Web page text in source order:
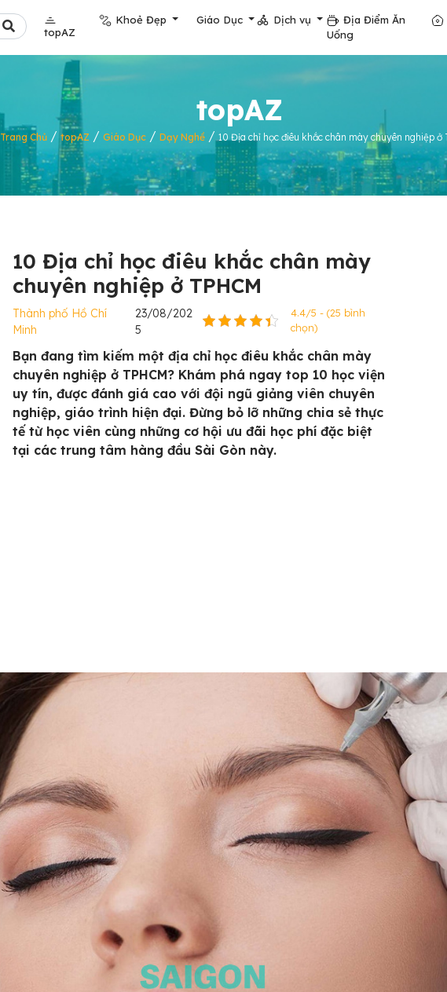
topAZ
Khoẻ Đẹp Giáo Dục Dịch vụ
Địa Điểm Ăn
Uống
topAZ
Trang Chủ / topAZ / Giáo Dục / Dạy Nghề /10 Địa chỉ học điêu khắc chân mày chuyên nghiệp ở
10 Địa chỉ học điêu khắc chân mày
chuyên nghiệp ở TPHCM
Thành phố Hồ Chí
Minh
23/08/202
5
4.4/5 - (25 bình
chọn)
Bạn đang tìm kiếm một địa chỉ học điêu khắc chân mày
chuyên nghiệp ở TPHCM? Khám phá ngay top 10 học viện
uy tín, được đánh giá cao với đội ngũ giảng viên chuyên
nghiệp, giáo trình hiện đại. Đừng bỏ lỡ những chia sẻ thực
tế từ học viên cùng những cơ hội ưu đãi học phí đặc biệt
tại các trung tâm hàng đầu Sài Gòn này.